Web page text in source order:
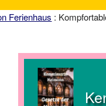
Ferienhaus :